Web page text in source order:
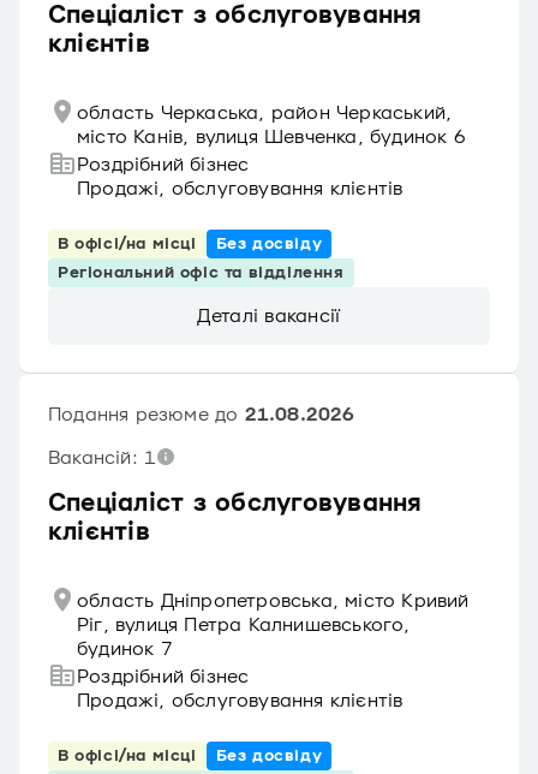
Спеціаліст з обслуговування
клієнтів
область Черкаська, район Черкаський,
місто Канів, вулиця Шевченка, будинок 6
Роздрібний бізнес
Продажі, обслуговування клієнтів
В офісі/на місці
Без досвіду
Регіональний офіс та відділення
Деталі вакансії
Спеціаліст з обслуговування
клієнтів
Подання резюме до 21.08.2026
Вакансій: 1
область Дніпропетровська, місто Кривий
Ріг, вулиця Петра Калнишевського,
будинок 7
Роздрібний бізнес
Продажі, обслуговування клієнтів
В офісі/на місці
Без досвіду